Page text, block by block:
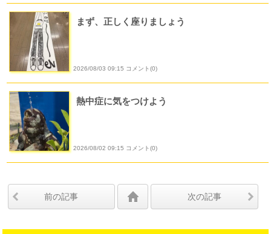
まず、正しく座りましょう
2026/08/03 09:15 コメント(0)
熱中症に気をつけよう
2026/08/02 09:15 コメント(0)
前の記事 次の記事